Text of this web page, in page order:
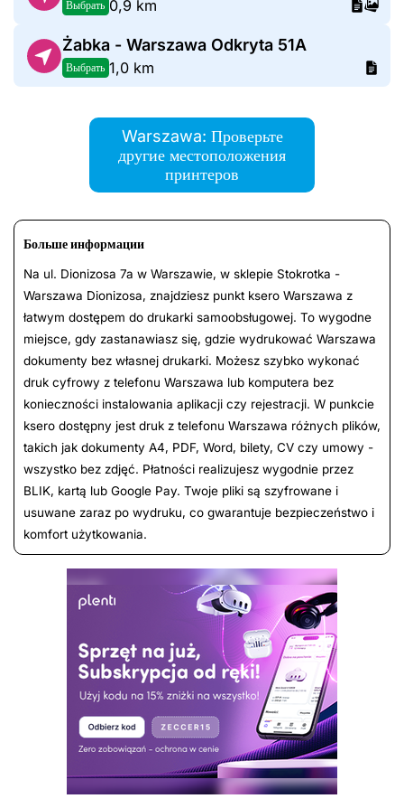
Выбрать 0,9 km
Żabka - Warszawa Odkryta 51A
Выбрать 1,0 km
Warszawa: Проверьте
другие местоположения
принтеров
Больше информации
Na ul. Dionizosa 7a w Warszawie, w sklepie Stokrotka -
Warszawa Dionizosa, znajdziesz punkt ksero Warszawa z
łatwym dostępem do drukarki samoobsługowej. To wygodne
miejsce, gdy zastanawiasz się, gdzie wydrukować Warszawa
dokumenty bez własnej drukarki. Możesz szybko wykonać
druk cyfrowy z telefonu Warszawa lub komputera bez
konieczności instalowania aplikacji czy rejestracji. W punkcie
ksero dostępny jest druk z telefonu Warszawa różnych plików,
takich jak dokumenty A4, PDF, Word, bilety, CV czy umowy -
wszystko bez zdjęć. Płatności realizujesz wygodnie przez
BLIK, kartą lub Google Pay. Twoje pliki są szyfrowane i
usuwane zaraz po wydruku, co gwarantuje bezpieczeństwo i
komfort użytkowania.